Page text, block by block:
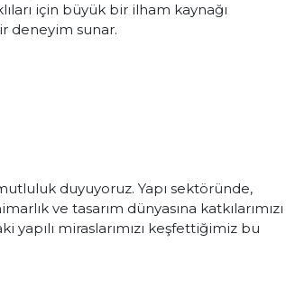
için büyük bir ilham kaynağı
deneyim sunar.
duyuyoruz. Yapı sektöründe,
ve tasarım dünyasına katkılarımızı
miraslarımızı keşfettiğimiz bu